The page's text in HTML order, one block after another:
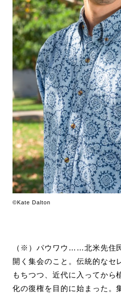
©Kate Dalton
（※）パウワウ……北米先住
開く集会のこと。伝統的なセ
もちつつ、近代に入ってから
化の復権を目的に始まった。